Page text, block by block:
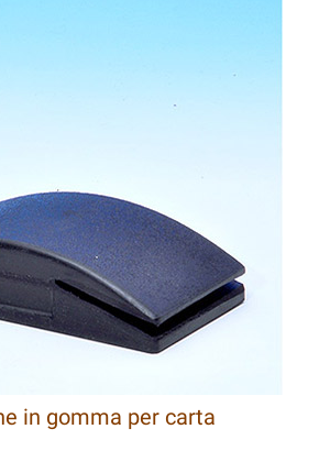
in gomma per carta